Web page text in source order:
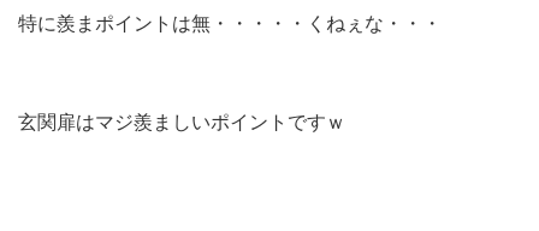
特に羨まポイントは無・・・・・くねぇな・・・
玄関扉はマジ羨ましいポイントですｗ